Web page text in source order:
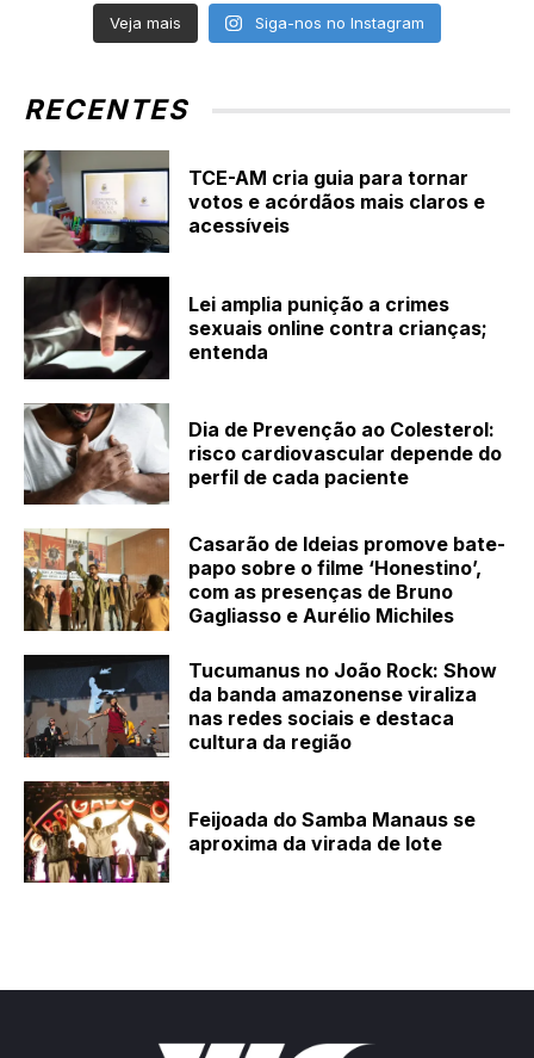
Veja mais Siga-nos no Instagram
RECENTES
TCE-AM cria guia para tornar
votos e acórdãos mais claros e
acessíveis
Lei amplia punição a crimes
sexuais online contra crianças;
entenda
Dia de Prevenção ao Colesterol:
risco cardiovascular depende do
perfil de cada paciente
Casarão de Ideias promove bate-
papo sobre o filme ‘Honestino’,
com as presenças de Bruno
Gagliasso e Aurélio Michiles
Tucumanus no João Rock: Show
da banda amazonense viraliza
nas redes sociais e destaca
cultura da região
Feijoada do Samba Manaus se
aproxima da virada de lote